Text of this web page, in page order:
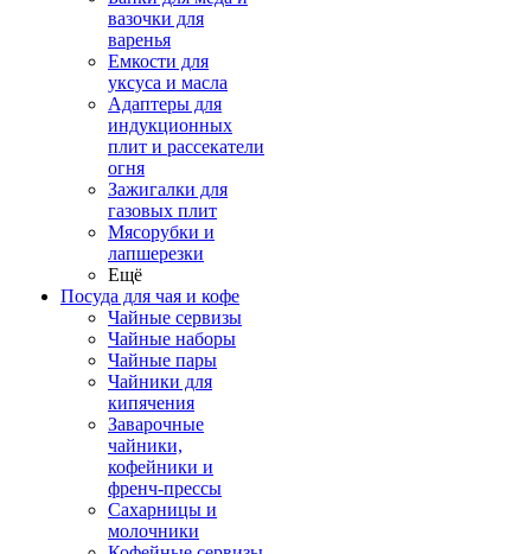
вазочки для
варенья
Емкости для
уксуса и масла
Адаптеры для
индукционных
плит и рассекатели
огня
Зажигалки для
газовых плит
Мясорубки и
лапшерезки
Ещё
Посуда для чая и кофе
Чайные сервизы
Чайные наборы
Чайные пары
Чайники для
кипячения
Заварочные
чайники,
кофейники и
френч-прессы
Сахарницы и
молочники